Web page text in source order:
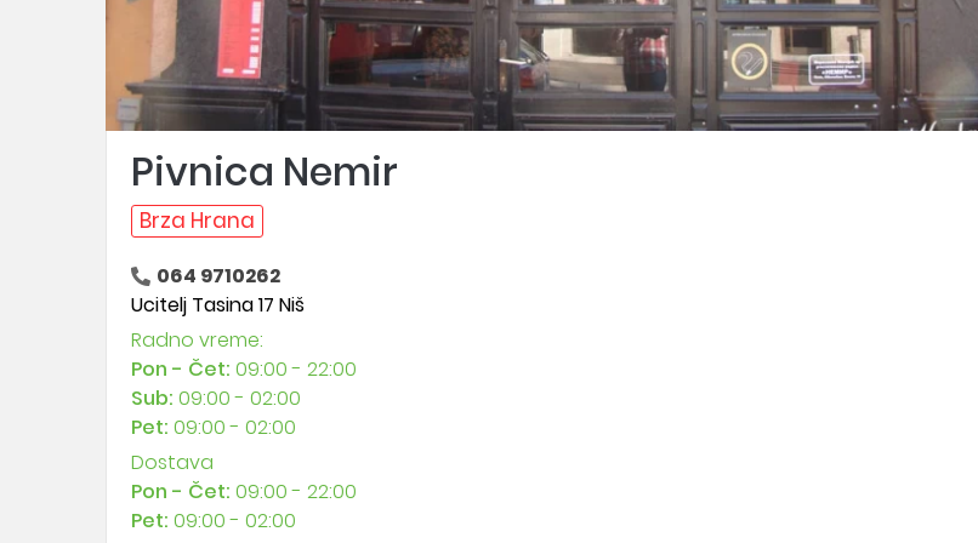
Pivnica Nemir
Brza Hrana
064 9710262
Ucitelj Tasina 17 Niš
Radno vreme:
Pon - Čet: 09:00 - 22:00
Sub: 09:00 - 02:00
Pet: 09:00 - 02:00
Dostava
Pon - Čet: 09:00 - 22:00
Pet: 09:00 - 02:00